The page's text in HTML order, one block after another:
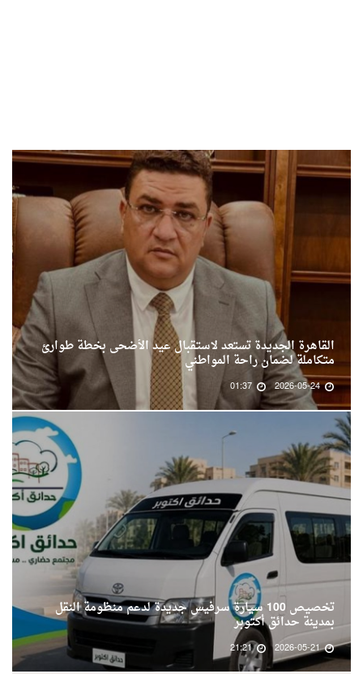
القاهرة الجديدة تستعد لاستقبال عيد الأضحى بخطة طوارئ
متكاملة لضمان راحة المواطني
2026-05-24
01:37
تخصيص 100 سيارة سرفيس جديدة لدعم منظومة النقل
بمدينة حدائق أكتوبر
2026-05-21
21:21